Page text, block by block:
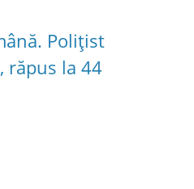
Polițist
răpus la 44